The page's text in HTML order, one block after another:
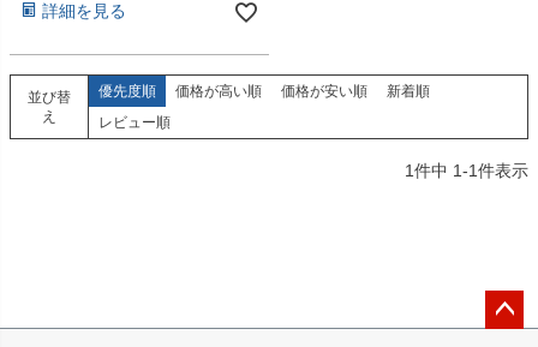
詳細を見る
並び替
え
優先度順 価格が高い順 価格が安い順
新着順
レビュー順
1件中 1-1件表示